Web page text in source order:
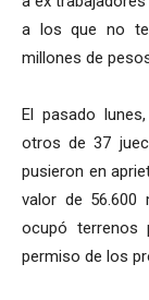
a los que no
millones de
El pasado
otros de 37
pusieron en
valor de 56.600
ocupó terrenos
permiso de los